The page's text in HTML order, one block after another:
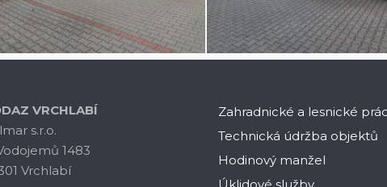
VRCHLABÍ
s.r.o.
1483
Vrchlabí
Zahradnické a lesnické
Technická údržba objektů
Hodinový manžel